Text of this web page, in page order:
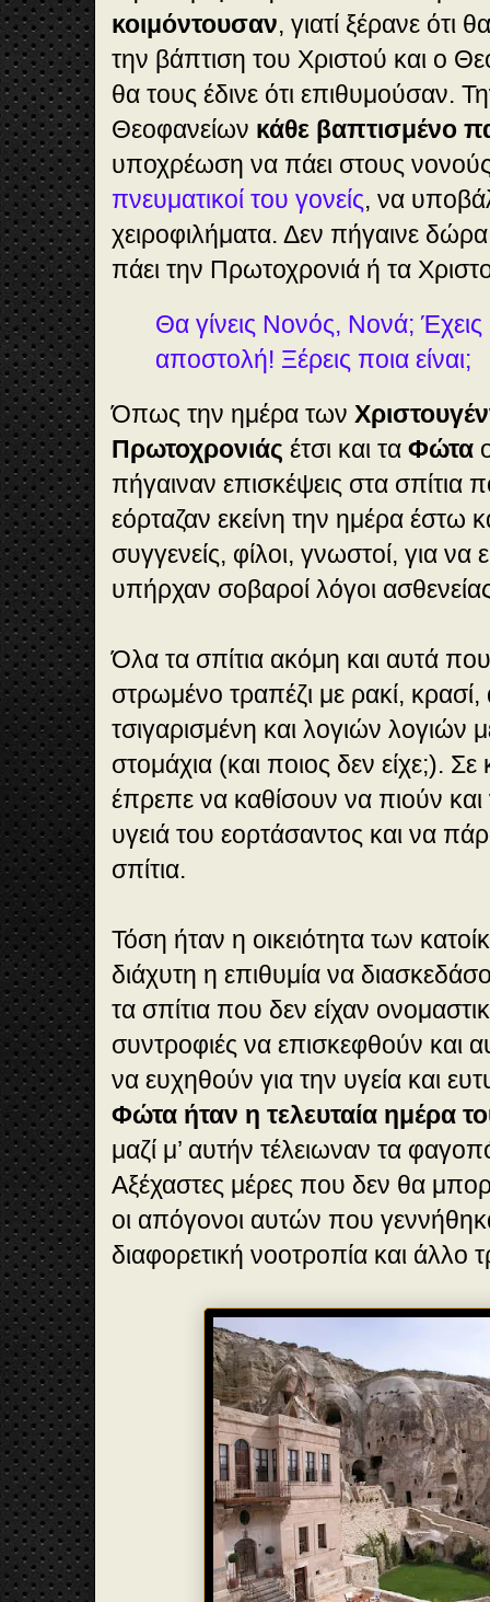
κοιμόντουσαν, γιατί ξέρανε ότι
την βάπτιση του Χριστού και ο
θα τους έδινε ότι επιθυμούσαν.
Θεοφανείων κάθε βαπτισμένο
υποχρέωση να πάει στους
πνευματικοί του γονείς, να
χειροφιλήματα. Δεν πήγαινε
πάει την Πρωτοχρονιά ή τα
Θα γίνεις Νονός, Νονά;
αποστολή! Ξέρεις ποια είναι;
Όπως την ημέρα των
Πρωτοχρονιάς έτσι και τα Φώτα
πήγαιναν επισκέψεις στα σπίτια
εόρταζαν εκείνη την ημέρα έστω
συγγενείς, φίλοι, γνωστοί, για
υπήρχαν σοβαροί λόγοι
Όλα τα σπίτια ακόμη και αυτά
στρωμένο τραπέζι με ρακί,
τσιγαρισμένη και λογιών λογιών
στομάχια (και ποιος δεν είχε;). Σε
έπρεπε να καθίσουν να πιούν
υγειά του εορτάσαντος και να
σπίτια.
Τόση ήταν η οικειότητα των
διάχυτη η επιθυμία να
τα σπίτια που δεν είχαν
συντροφιές να επισκεφθούν και
να ευχηθούν για την υγεία και
Φώτα ήταν η τελευταία ημέρα
μαζί μ’ αυτήν τέλειωναν τα
Αξέχαστες μέρες που δεν θα
οι απόγονοι αυτών που
διαφορετική νοοτροπία και άλλο